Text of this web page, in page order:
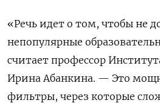
«Речь идет о том, чтобы не
непопулярные
считает профессор
Ирина Абанкина. — Это
фильтры, через которые